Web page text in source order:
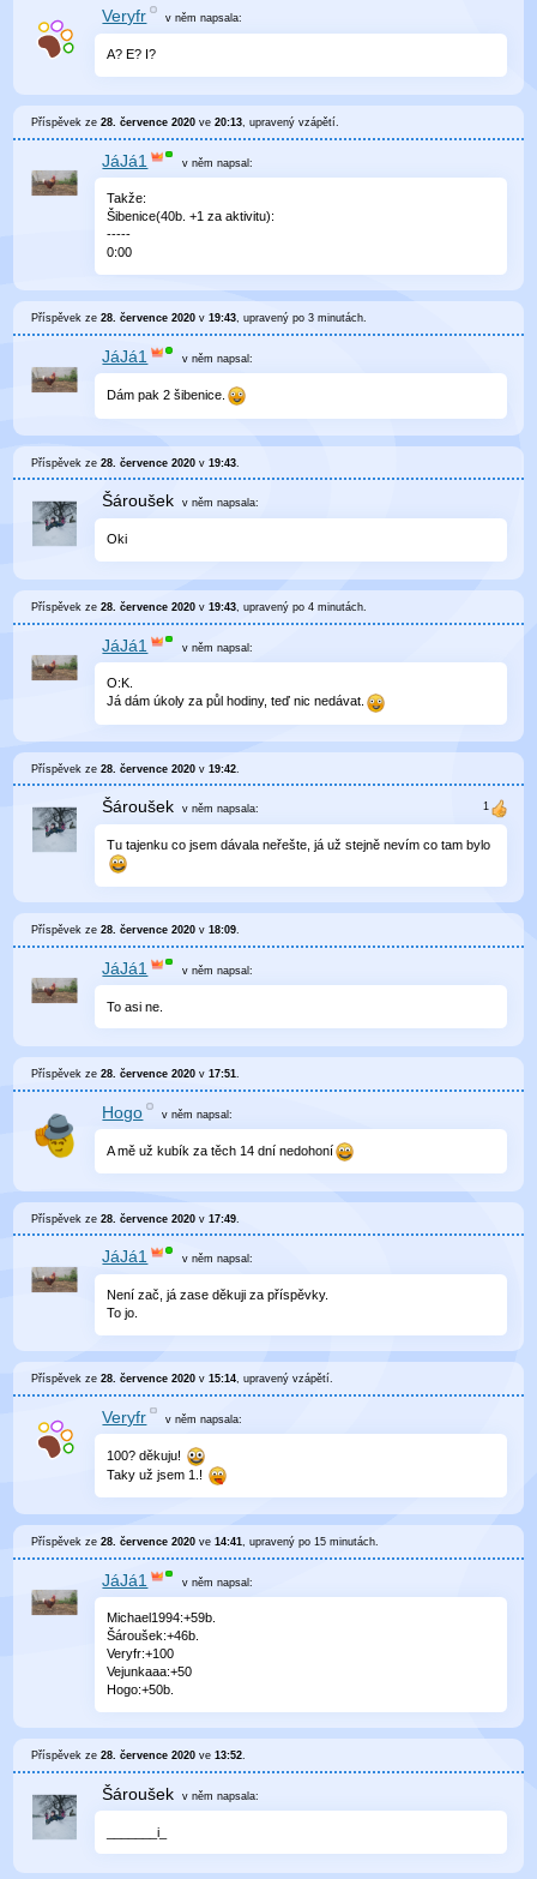
Veryfr v němnapsala:
A? E? I?
Příspěvek ze28. července 2020 ve20:13 , upravenývzápětí
JáJá1 v něm napsal:
Takže:
Šibenice(40b. +1 za aktivitu):
-----
0:00
Příspěvek ze28. července 2020 v19:43, upravenýpo 3 minutách.
JáJá1 v něm napsal:
Dám pak 2 šibenice.
Příspěvek ze28. července 2020 v19:43
Šároušek v něm napsala:
Oki
Příspěvek ze28. července 2020 v19:43 , upravenýpo 4 minutách
JáJá1 v něm napsal:
O:K.
Já dám úkoly za půl hodiny, teď nic nedávat.
Příspěvek ze28. července 2020 v19:42
Šároušek v něm napsala:
Tu tajenku co jsem dávala neřešte, já už stejně nevím co tam bylo
Příspěvek ze28. července 2020 v18:09.
JáJá1 v něm napsal:
To asi ne.
Příspěvek ze28. července 2020 v17:51.
Hogo v němnapsal:
A mě už kubík za těch 14 dní nedohoní
Příspěvek ze28. července 2020 v17:49
JáJá1 v něm napsal:
Není zač, já zase děkuji za příspěvky.
To jo.
Příspěvek ze28. července 2020 v15:14, upravenývzápětí.
Veryfr v němnapsala:
100? děkuju!
Taky už jsem 1.!
Příspěvek ze28. července 2020 ve14:41 , upravenýpo 15 minutách
JáJá1 v něm napsal:
Michael1994:+59b.
Šároušek:+46b.
Veryfr:+100
Vejunkaaa:+50
Hogo:+50b.
Příspěvek ze28. července 2020 ve13:52.
Šároušek v něm napsala:
_______i_